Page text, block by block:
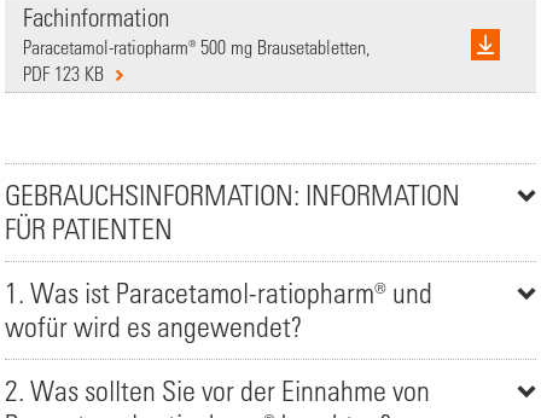
Fachinformation
Paracetamol-ratiopharm® 500 mg Brausetabletten,
PDF 123 KB
GEBRAUCHSINFORMATION: INFORMATION
FÜR PATIENTEN
1. Was ist Paracetamol-ratiopharm® und
wofür wird es angewendet?
2. Was sollten Sie vor der Einnahme von